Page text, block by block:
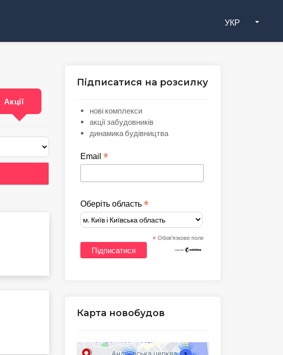
УКР
Акції
Підписатися на розсилку
нові комплекси
акції забудовників
динамика будівництва
Email*
Оберіть область*
* Обов'язкове поле
Карта новобудов